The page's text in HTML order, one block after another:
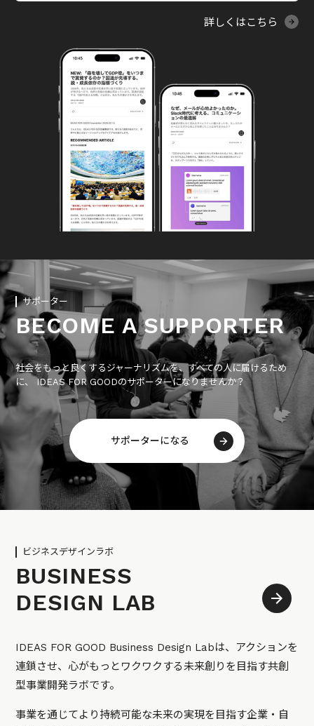
詳しくはこちら
サポーター
BECOME A SUPPORTER
社会をもっと良くするジャーナリズムを、すべての人に届けるため
に、 IDEAS FOR GOODのサポーターになりませんか？
サポーターになる
ビジネスデザインラボ
BUSINESS
DESIGN LAB
IDEAS FOR GOOD Business Design Labは、アクションを
連鎖させ、心がもっとワクワクする未来創りを目指す共創
型事業開発ラボです。
事業を通じてより持続可能な未来の実現を目指す企業・自